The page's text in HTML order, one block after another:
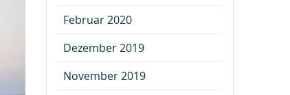
Februar 2020
Dezember 2019
November 2019